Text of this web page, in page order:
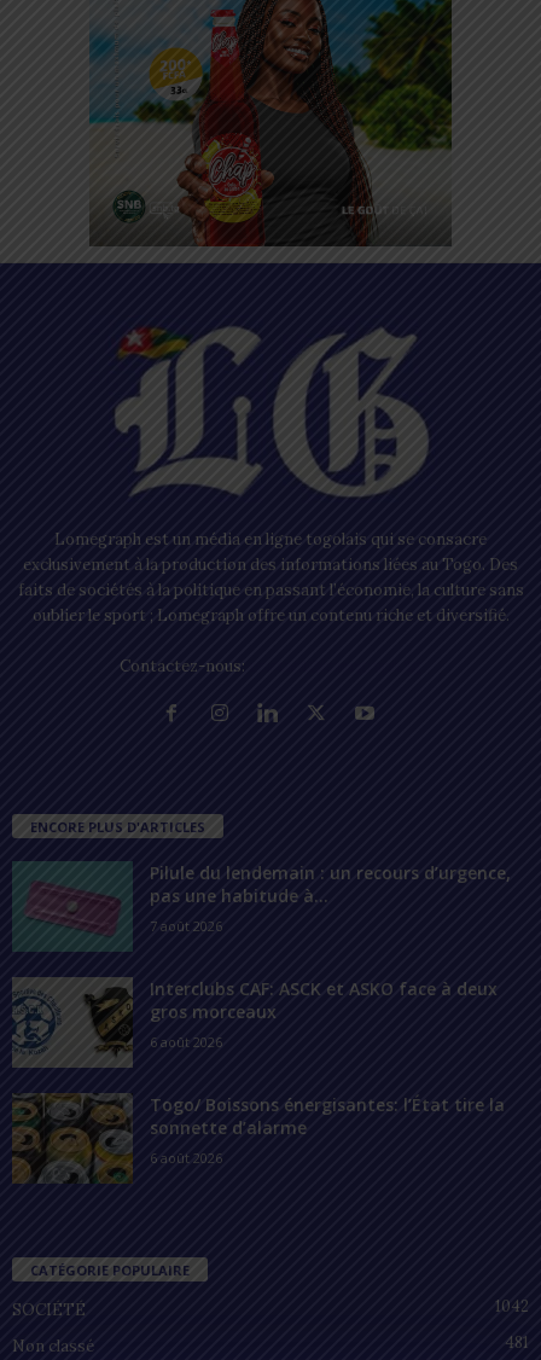
Lomegraph est un média en ligne togolais qui se consacre
exclusivement à la production des informations liées au Togo. Des
faits de sociétés à la politique en passant l’économie, la culture sans
oublier le sport ; Lomegraph offre un contenu riche et diversifié.
Contactez-nous:
ENCORE PLUS D'ARTICLES
Pilule du lendemain : un recours d’urgence,
pas une habitude à...
7 août 2026
Interclubs CAF: ASCK et ASKO face à deux
gros morceaux
6 août 2026
Togo/ Boissons énergisantes: l’État tire la
sonnette d’alarme
6 août 2026
CATÉGORIE POPULAIRE
SOCIÉTÉ
1042
Non classé
481